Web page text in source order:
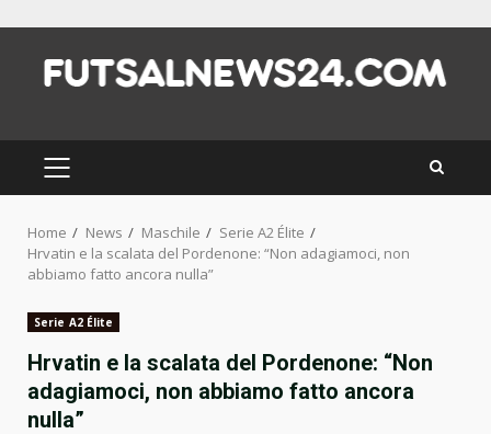
content
PRIMARY
MENU
Home News Maschile
Serie A2 Élite
Hrvatin e la scalata del Pordenone: “Non adagiamoci, non
abbiamo fatto ancora nulla”
Serie A2 Élite
Hrvatin e la scalata del Pordenone: “Non
adagiamoci, non abbiamo fatto ancora
nulla”